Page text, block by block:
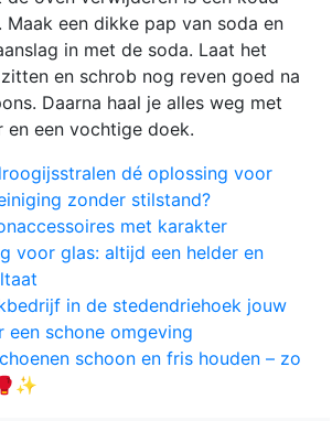
Maak een dikke pap van soda en
in met de soda. Laat het
en schrob nog reven goed na
Daarna haal je alles weg met
en een vochtige doek.
dé oplossing voor
zonder stilstand?
met karakter
voor glas: altijd een helder en
in de stedendriehoek jouw
een schone omgeving
schoon en fris houden – zo